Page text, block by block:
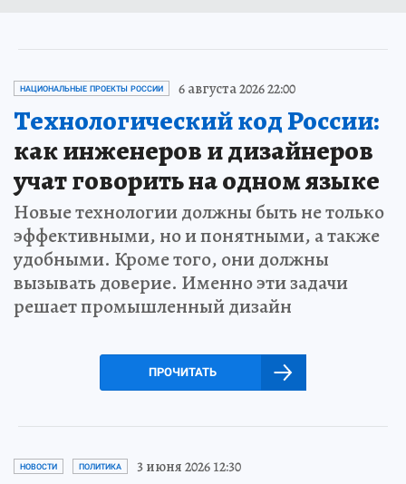
НАЦИОНАЛЬНЫЕ ПРОЕКТЫ РОССИИ 6 августа 2026 22:00
Технологический код России:
как инженеров и дизайнеров
учат говорить на одном языке
Новые технологии должны быть не только
эффективными, но и понятными, а также
удобными. Кроме того, они должны
вызывать доверие. Именно эти задачи
решает промышленный дизайн
ПРОЧИТАТЬ
НОВОСТИ ПОЛИТИКА 3 июня 2026 12:30